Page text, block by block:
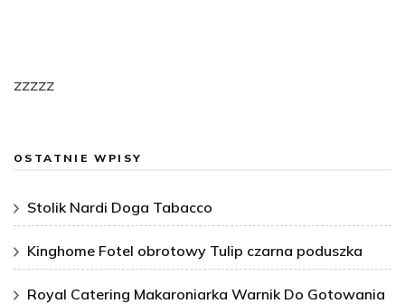
zzzzz
OSTATNIE WPISY
Stolik Nardi Doga Tabacco
Kinghome Fotel obrotowy Tulip czarna poduszka
Royal Catering Makaroniarka Warnik Do Gotowania